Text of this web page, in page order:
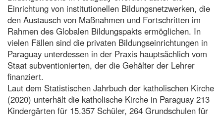
Einrichtung von institutionellen Bildungsnetzwerken, die
den Austausch von Maßnahmen und Fortschritten im
Rahmen des Globalen Bildungspakts ermöglichen. In
vielen Fällen sind die privaten Bildungseinrichtungen in
Paraguay unterdessen in der Praxis hauptsächlich vom
Staat subventionierten, der die Gehälter der Lehrer
finanziert.
Laut dem Statistischen Jahrbuch der katholischen Kirche
(2020) unterhält die katholische Kirche in Paraguay 213
Kindergärten für 15.357 Schüler, 264 Grundschulen für